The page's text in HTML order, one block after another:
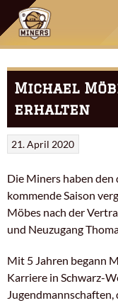
Springe
zum
Inhalt
Michael
erhalten
21. April 2020
Die Miners haben
kommende Saison
Möbes nach der
und Neuzugang
Mit 5 Jahren begann
Karriere in Schwarz-